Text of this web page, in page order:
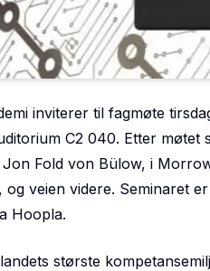
inviterer til fagmøte
C2 040. Etter
Fold von Bülow, i
veien videre. Seminaret
Hoopla.
største